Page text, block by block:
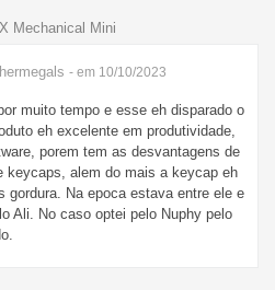
Mechanical Mini
- em 10/10/2023
muito tempo e esse eh disparado o
eh excelente em produtividade,
porem tem as desvantagens de
keycaps, alem do mais a keycap eh
gordura. Na epoca estava entre ele e
Ali. No caso optei pelo Nuphy pelo